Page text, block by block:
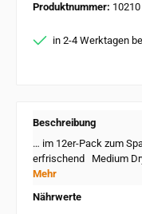
Produktnummer: 10210
in 2-4 Werktagen
Beschreibung
… im 12er-Pack zum
erfrischend Medium
Mehr
Nährwerte